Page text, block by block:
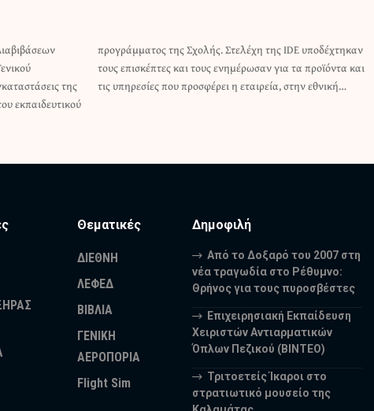
της
εκπαιδευτικού
και
τις υπηρεσίες που προσφέρει η εταιρεία, στην εθνική…
Θεματικές
ΔΙΕΘΝΗ
ΛΕΦΕΔ
ΒΙΒΛΙΑ
ΓΕΝΙΚΗ
ΑΕΡΟΠΟΡΙΑ
Flight Sim
Δημοφιλή
Από το Δοξαρό του 2007 στη
νέα τραγωδία στο Ρέθυμνο:
Θρήνος για τους πυροσβέστες
Επιχειρησιακή Εκπαίδευση
Χειριστών Αντιαρματικών
Όπλων Πεζικού (ΒΙΝΤΕΟ)
Τριτοετείς Ίκαροι στο
στρατιωτικό μουσείο της